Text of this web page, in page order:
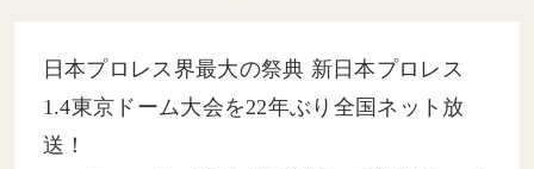
日本プロレス界最大の祭典 新日本プロレス
1.4東京ドーム大会を22年ぶり全国ネット放
送！